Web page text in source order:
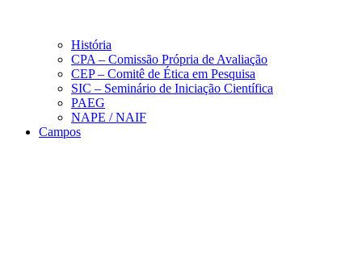
História
CPA – Comissão Própria de Avaliação
CEP – Comitê de Ética em Pesquisa
SIC – Seminário de Iniciação Científica
PAEG
NAPE / NAIF
Campos